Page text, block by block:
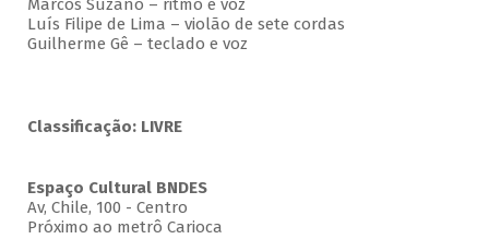
Marcos Suzano – ritmo e voz
Luís Filipe de Lima – violão de sete cordas
Guilherme Gê – teclado e voz
Classificação: LIVRE
Espaço Cultural BNDES
Av, Chile, 100 - Centro
Próximo ao metrô Carioca